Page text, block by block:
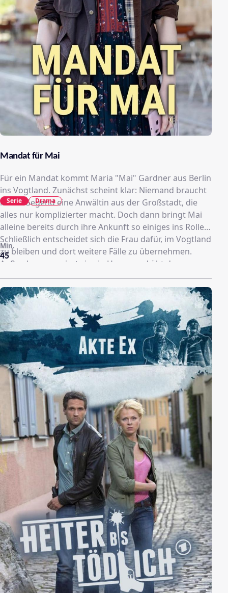
Mandat für Mai
Für ein Mandat kommt Maria "Mai" Gardner aus Berlin
ins Vogtland. Zunächst scheint klar: Niemand braucht
in der Gegend eine Anwältin aus der Großstadt, die
alles nur komplizierter macht. Doch dann bringt Mai
alleine bereits durch ihre Ankunft so einiges ins Rollen.
Schließlich entscheidet sich die Frau dafür, im Vogtland
zu bleiben und dort weitere Fälle zu übernehmen.
Außerdem renoviert sie ein Haus - und übt das
Schießen. Denn es gibt einen Grund, weshalb Mai
abtaucht und auch ihren 15 Jahre alten Sohn Kaleb zu
sich holt: Sie ist auf der Flucht vor ihrem gewalttätigen
Ehemann Bo.
45
Min.
Serie Drama